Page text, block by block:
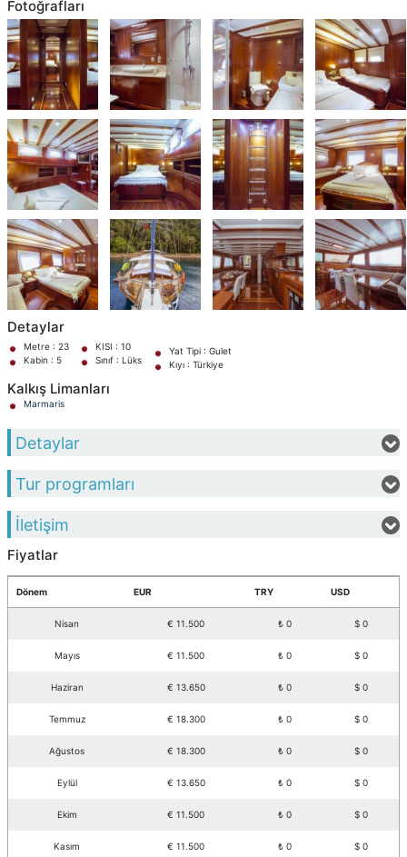
Fotoğrafları
Detaylar
Metre : 23
Kabin : 5
KISI : 10
Sınıf : Lüks
Yat Tipi : Gulet
Kıyı : Türkiye
Kalkış Limanları
Marmaris
Detaylar
Tur programları
İletişim
Fiyatlar
Dönem EUR TRY USD
Nisan € 11.500 ₺ 0 $ 0
Mayıs € 11.500 ₺ 0 $ 0
Haziran € 13.650 ₺ 0 $ 0
Temmuz € 18.300 ₺ 0 $ 0
Ağustos € 18.300 ₺ 0 $ 0
Eylül € 13.650 ₺ 0 $ 0
Ekim € 11.500 ₺ 0 $ 0
Kasım € 11.500 ₺ 0 $ 0